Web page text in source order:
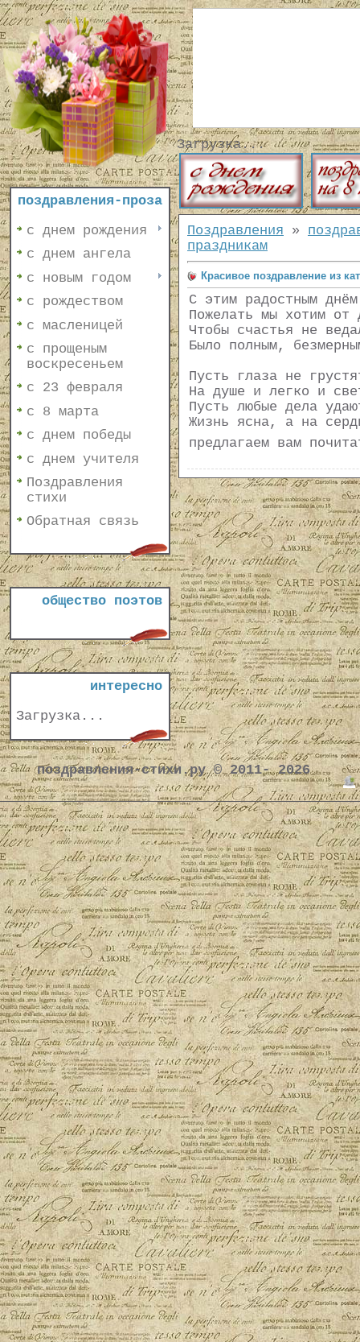
поздравления-проза
с днем рождения
с днем ангела
с новым годом
с рождеством
с масленицей
с прощеным
воскресеньем
с 23 февраля
с 8 марта
с днем победы
с днем учителя
Поздравления
стихи
Обратная связь
общество поэтов
интересно
Загрузка...
Загрузка...
Поздравления »
праздникам
Красивое поздравление из
С этим радостным
Пожелать мы хотим от
Чтобы счастья не
Было полным,
Пусть глаза не
На душе и легко и
Пусть любые дела
Жизнь ясна, а на
предлагаем вам
поздравления-стихи.ру © 2011- 2026